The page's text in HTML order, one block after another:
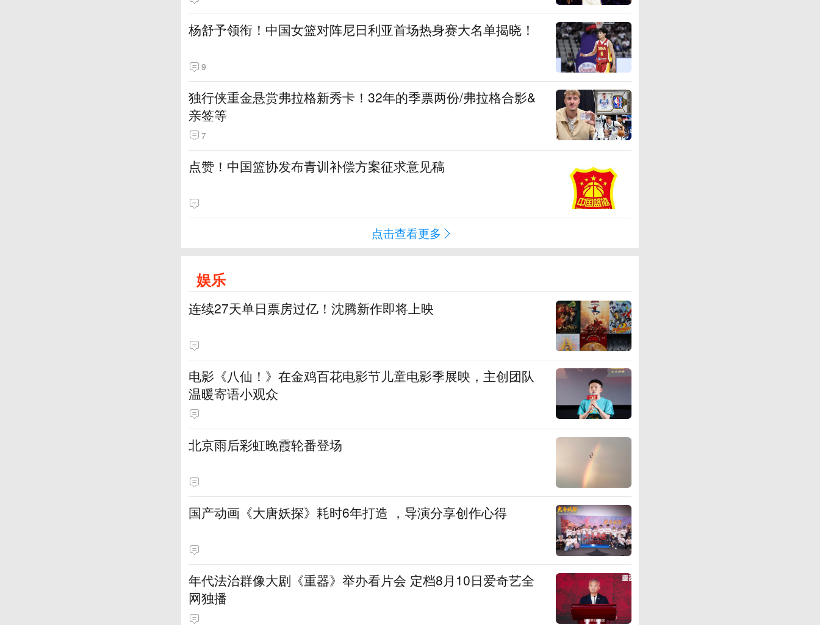
杨舒予领衔！中国女篮对阵尼日利亚首场热身赛大名单揭晓！
9
独行侠重金悬赏弗拉格新秀卡！32年的季票两份/弗拉格合影&
亲签等
7
点赞！中国篮协发布青训补偿方案征求意见稿
点击查看更多
娱乐
连续27天单日票房过亿！沈腾新作即将上映
电影《八仙！》在金鸡百花电影节儿童电影季展映，主创团队
温暖寄语小观众
北京雨后彩虹晚霞轮番登场
国产动画《大唐妖探》耗时6年打造 ，导演分享创作心得
年代法治群像大剧《重器》举办看片会 定档8月10日爱奇艺全
网独播